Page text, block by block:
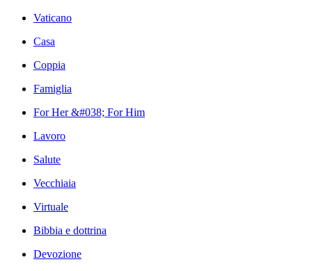
Vaticano
Casa
Coppia
Famiglia
For Her &#038; For Him
Lavoro
Salute
Vecchiaia
Virtuale
Bibbia e dottrina
Devozione